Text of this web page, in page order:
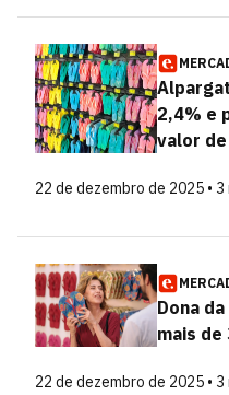
2,4% e
valor
22 de dezembro de 2025 •
Dona
mais de
22 de dezembro de 2025 •